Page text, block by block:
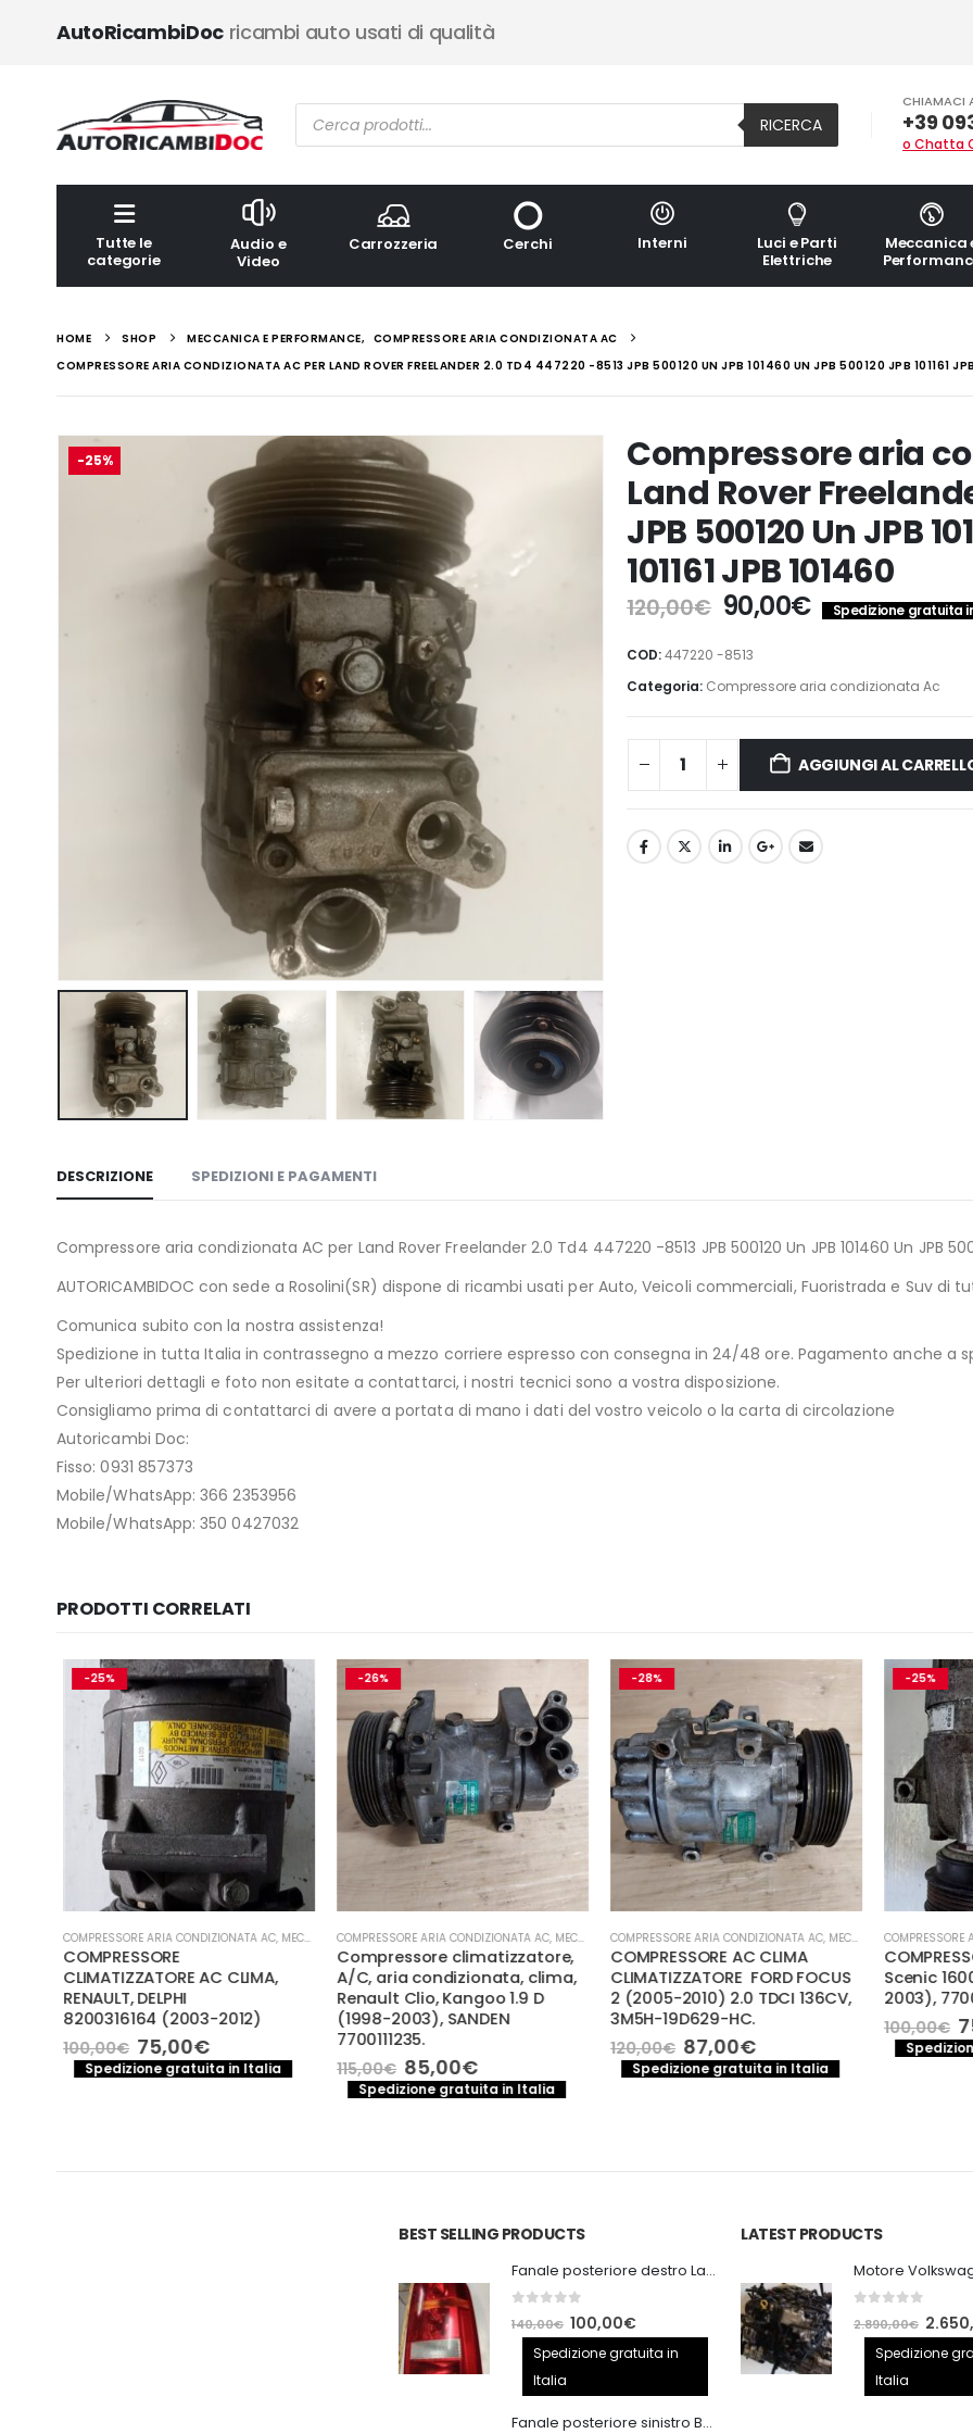
AutoRicambiDocricambi auto usati di qualità
Ricerca
prodotti RICERCA
CHIAMACI
+39
o Chatta
Tutte le
categorie
Audio e
Video
Carrozzeria Cerchi Interni
Luci e Parti
Elettriche
Meccanica
HOME SHOP MECCANICA E PERFORMANCE, COMPRESSORE ARIA CONDIZIONATA AC
COMPRESSORE ARIA CONDIZIONATA AC PER LAND ROVER FREELANDER 2.0 TD4 447220 -8513 JPB 500120 UN JPB 101460 UN JPB 500120 JPB 101161
-25%
Compressore aria
Land Rover
JPB 500120 Un JPB
101161 JPB 101460
120,00€ Il
prezzo
originale
era:
120,00€.
90,00€Il
prezzo
è:
90,00€.
Spedizione gratuita
COD:447220 -8513
Categoria: Compressore aria condizionata Ac
AGGIUNGI AL
DESCRIZIONE SPEDIZIONI E PAGAMENTI
Compressore aria condizionata AC per Land Rover Freelander 2.0 Td4 447220 -8513 JPB 500120 Un JPB 101460 Un JPB
AUTORICAMBIDOC con sede a Rosolini(SR) dispone di ricambi usati per Auto, Veicoli commerciali, Fuoristrada e Suv di
Comunica subito con la nostra assistenza!
Spedizione in tutta Italia in contrassegno a mezzo corriere espresso con consegna in 24/48 ore. Pagamento anche a
Per ulteriori dettagli e foto non esitate a contattarci, i nostri tecnici sono a vostra disposizione.
Consigliamo prima di contattarci di avere a portata di mano i dati del vostro veicolo o la carta di circolazione
Autoricambi Doc:
Fisso: 0931 857373
Mobile/WhatsApp: 366 2353956
Mobile/WhatsApp: 350 0427032
PRODOTTI CORRELATI
-25%
COMPRESSORE ARIA CONDIZIONATA AC,MECCANICA E PERFORMANCE
COMPRESSORE
CLIMATIZZATORE AC CLIMA,
RENAULT, DELPHI
8200316164 (2003-2012)
100,00€ Il
prezzo
originale
75,00€Il
prezzo
attuale
Spedizione gratuita in Italia
-26%
COMPRESSORE ARIA CONDIZIONATA AC,MECCANICA E PERFORMANCE
Compressore climatizzatore,
A/C, aria condizionata, clima,
Renault Clio, Kangoo 1.9 D
(1998-2003), SANDEN
7700111235.
115,00€ Il
prezzo
originale
85,00€Il
prezzo
attuale
Spedizione gratuita in Italia
-28%
COMPRESSORE ARIA CONDIZIONATA AC,MECCANICA E PERFORMANCE
COMPRESSORE AC CLIMA
CLIMATIZZATORE FORD FOCUS
2 (2005-2010) 2.0 TDCI 136CV,
3M5H-19D629-HC.
120,00€ Il
prezzo
originale
87,00€Il
prezzo
attuale
Spedizione gratuita in Italia
-25%
COMPRESSORE
Scenic
2003),
100,00€ Il
BEST SELLING PRODUCTS
Fanale posteriore destro Land Rover Discovery 3
out of 5
140,00€ Il
prezzo
100,00€Il
prezzo
Spedizione gratuita in
Italia
Fanale posteriore sinistro BMW E92 Coupe
LATEST PRODUCTS
out of 5
2.890,00€ Il
prezzo
Spedizione
Italia